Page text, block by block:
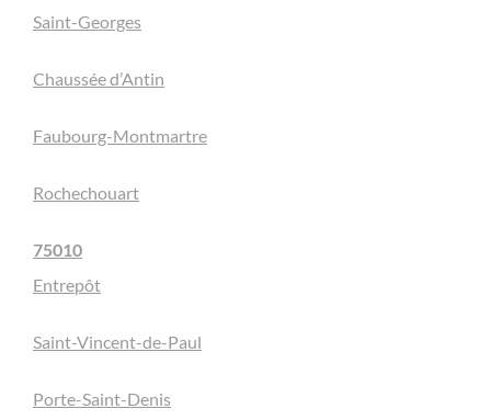
Saint-Georges
Chaussée d’Antin
Faubourg-Montmartre
Rochechouart
75010
Entrepôt
Saint-Vincent-de-Paul
Porte-Saint-Denis